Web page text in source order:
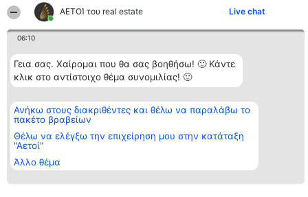
ΑΕΤΟΊ του real estate Live chat
06:10
Γεια σας. Χαίρομαι που θα σας βοηθήσω! 🙂 Κάντε
κλικ στο αντίστοιχο θέμα συνομιλίας! 🙂
Ανήκω στους διακριθέντες και θέλω να παραλάβω το
πακέτο βραβείων
Θέλω να ελέγξω την επιχείρηση μου στην κατάταξη
"Αετοί"
Άλλο θέμα
9.2
Διοργανωτής της
κατάταξης
BEAUTIFUL COMPANY
Μονοπρόσωπη ΙΚΕ
2104128019
email:
Κατάταξη
Διακριθέντες
Λίστα όλων
των
Μεθοδολογία
προϋποθέσεις
ΠΟΛΙΤΙΚΗ
Επικοινωνία
Επικοινωνία